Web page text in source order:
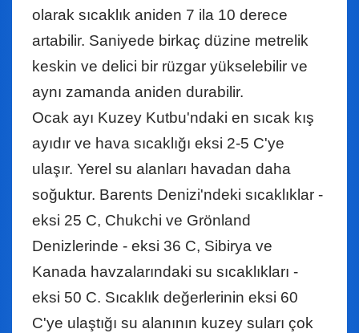
olarak sıcaklık aniden 7 ila 10 derece
artabilir. Saniyede birkaç düzine metrelik
keskin ve delici bir rüzgar yükselebilir ve
aynı zamanda aniden durabilir.
Ocak ayı Kuzey Kutbu'ndaki en sıcak kış
ayıdır ve hava sıcaklığı eksi 2-5 C'ye
ulaşır. Yerel su alanları havadan daha
soğuktur. Barents Denizi'ndeki sıcaklıklar -
eksi 25 C, Chukchi ve Grönland
Denizlerinde - eksi 36 C, Sibirya ve
Kanada havzalarındaki su sıcaklıkları -
eksi 50 C. Sıcaklık değerlerinin eksi 60
C'ye ulaştığı su alanının kuzey suları çok